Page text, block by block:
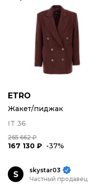
ETRO
Жакет/пиджак
IT 36
265 662 ₽
167 130 ₽ -37%
S
skystar03
Частный продавец